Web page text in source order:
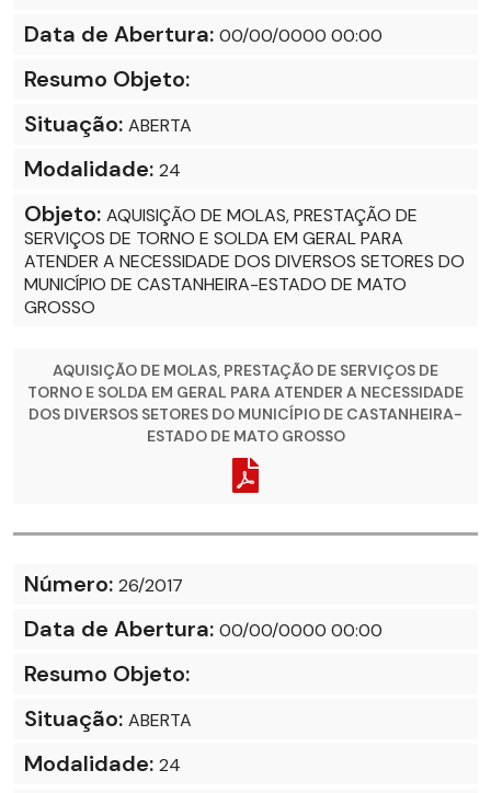
Data de Abertura: 00/00/0000 00:00
Resumo Objeto:
Situação: ABERTA
Modalidade: 24
Objeto: AQUISIÇÃO DE MOLAS, PRESTAÇÃO DE
SERVIÇOS DE TORNO E SOLDA EM GERAL PARA
ATENDER A NECESSIDADE DOS DIVERSOS SETORES DO
MUNICÍPIO DE CASTANHEIRA-ESTADO DE MATO
GROSSO
AQUISIÇÃO DE MOLAS, PRESTAÇÃO DE SERVIÇOS DE
TORNO E SOLDA EM GERAL PARA ATENDER A NECESSIDADE
DOS DIVERSOS SETORES DO MUNICÍPIO DE CASTANHEIRA-
ESTADO DE MATO GROSSO
Número: 26/2017
Data de Abertura: 00/00/0000 00:00
Resumo Objeto:
Situação: ABERTA
Modalidade: 24